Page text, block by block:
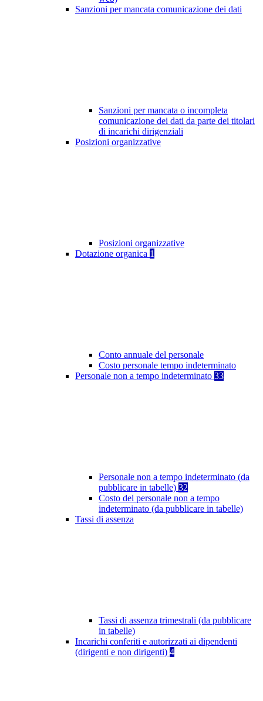
Sanzioni per mancata comunicazione dei dati
Sanzioni per mancata o incompleta
comunicazione dei dati da parte dei titolari
di incarichi dirigenziali
Posizioni organizzative
Posizioni organizzative
Dotazione organica 1
Conto annuale del personale
Costo personale tempo indeterminato
Personale non a tempo indeterminato 33
Personale non a tempo indeterminato (da
pubblicare in tabelle) 32
Costo del personale non a tempo
indeterminato (da pubblicare in tabelle)
Tassi di assenza
Tassi di assenza trimestrali (da pubblicare
in tabelle)
Incarichi conferiti e autorizzati ai dipendenti
(dirigenti e non dirigenti) 4